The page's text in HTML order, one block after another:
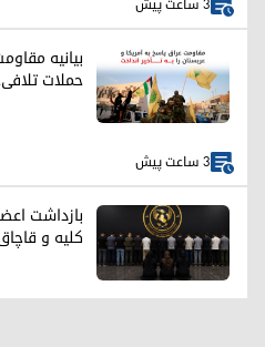
بیانیه
حملات
3 ساعت پیش
بازداشت
کلیه و